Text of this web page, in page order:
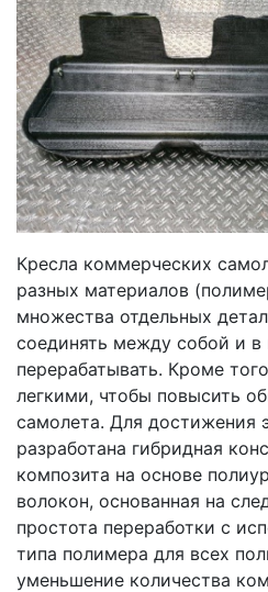
Кресла коммерческих
разных материалов
множества отдельных
соединять между собой и в
перерабатывать. Кроме
легкими, чтобы повысить
самолета. Для достижения
разработана гибридная
композита на основе
волокон, основанная на
простота переработки с
типа полимера для всех
уменьшение количества